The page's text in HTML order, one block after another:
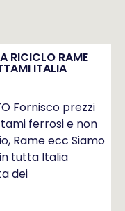
RICICLO RAME
ITALIA
Fornisco prezzi
ferrosi e non
Rame ecc Siamo
tutta Italia
dei